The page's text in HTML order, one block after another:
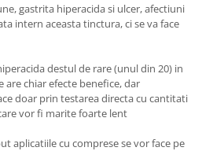
gastrita hiperacida si ulcer, afectiuni
intern aceasta tinctura, ci se va face
destul de rare (unul din 20) in
chiar efecte benefice, dar
doar prin testarea directa cu cantitati
vor fi marite foarte lent
aplicatiile cu comprese se vor face pe